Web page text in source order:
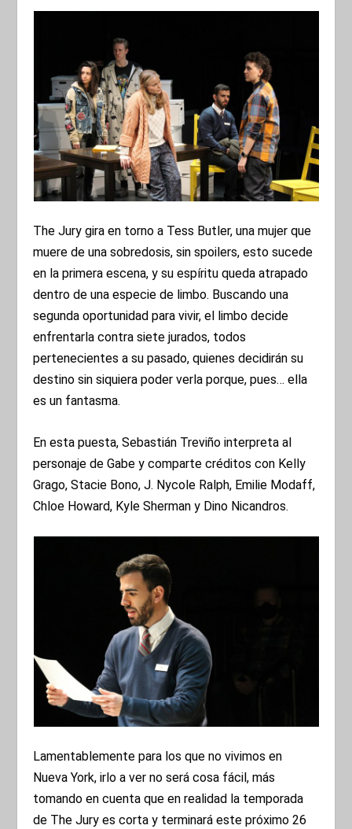
The Jury gira en torno a Tess Butler, una mujer que
muere de una sobredosis, sin spoilers, esto sucede
en la primera escena, y su espíritu queda atrapado
dentro de una especie de limbo. Buscando una
segunda oportunidad para vivir, el limbo decide
enfrentarla contra siete jurados, todos
pertenecientes a su pasado, quienes decidirán su
destino sin siquiera poder verla porque, pues… ella
es un fantasma.
En esta puesta, Sebastián Treviño interpreta al
personaje de Gabe y comparte créditos con Kelly
Grago, Stacie Bono, J. Nycole Ralph, Emilie Modaff,
Chloe Howard, Kyle Sherman y Dino Nicandros.
Lamentablemente para los que no vivimos en
Nueva York, irlo a ver no será cosa fácil, más
tomando en cuenta que en realidad la temporada
de The Jury es corta y terminará este próximo 26